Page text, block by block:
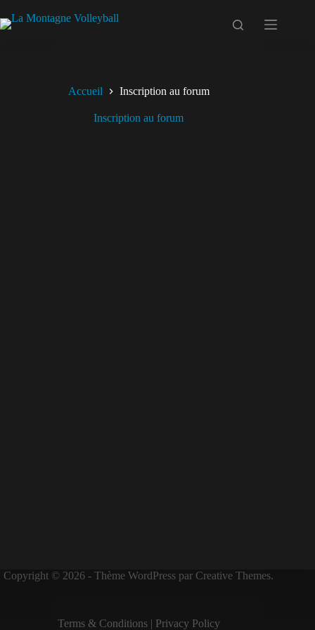
au
contenu
Accueil Inscription au forum
Inscription au forum
Copyright © 2026 - Thème WordPress par Creative Themes.
Terms & Conditions | Privacy Policy